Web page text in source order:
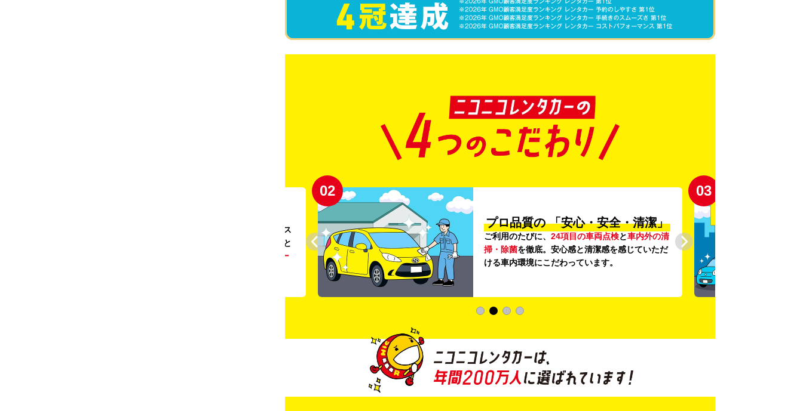
。ガソリンス
タンドや整備工場の既存インフラを活用すること
リー
02
プロ品質の 「安心・安全・清潔」
ご利用のたびに、 24項目の車両点検と車内外の清
掃・除菌を徹底。安心感と清潔感を感じていただ
ける車内環境にこだわっています。
03